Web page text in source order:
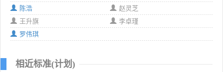
陈浩
赵灵芝
王升旗
李卓瑾
罗伟琪
相近标准(计划)